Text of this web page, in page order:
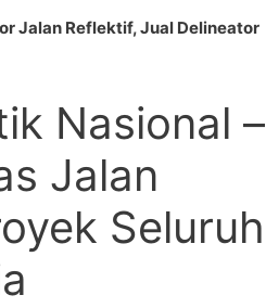
Jalan Reflektif, Jual Delineator
Nasional –
Jalan
Seluruh